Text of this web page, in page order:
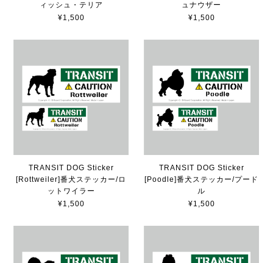
ィッシュ・テリア
¥1,500
ュナウザー
¥1,500
TRANSIT DOG Sticker
[Rottweiler]番犬ステッカー/ロ
ットワイラー
¥1,500
TRANSIT DOG Sticker
[Poodle]番犬ステッカー/プード
ル
¥1,500